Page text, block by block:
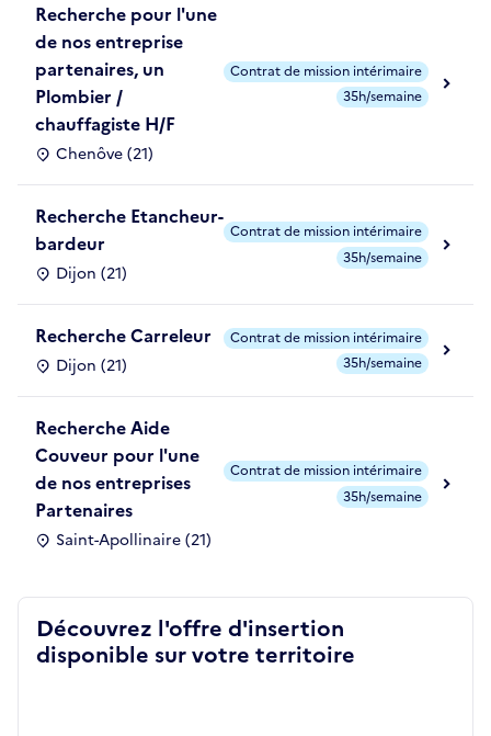
Recherche pour l'une
de nos entreprise
partenaires, un
Plombier /
chauffagiste H/F
Chenôve (21)
Contrat de mission intérimaire
35h/semaine
Recherche Etancheur-
bardeur
Dijon (21)
Contrat de mission intérimaire
35h/semaine
Recherche Carreleur
Dijon (21)
Contrat de mission intérimaire
35h/semaine
Recherche Aide
Couveur pour l'une
de nos entreprises
Partenaires
Saint-Apollinaire (21)
Contrat de mission intérimaire
35h/semaine
Découvrez l'offre d'insertion
disponible sur votre territoire